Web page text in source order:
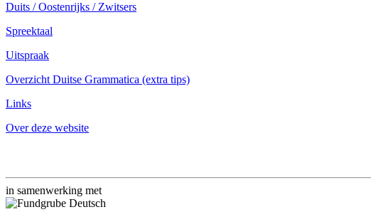
Duits / Oostenrijks / Zwitsers
Spreektaal
Uitspraak
Overzicht Duitse Grammatica (extra tips)
Links
Over deze website
in samenwerking met